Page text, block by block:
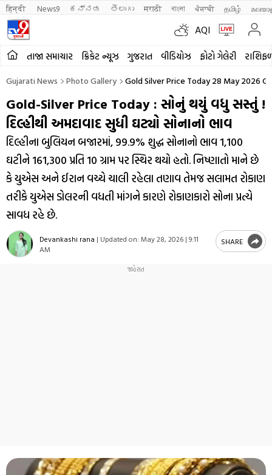
हिन्दी News9 ಕನ್ನಡ తెలుగు मराठी বাংলা ਪੰਜਾਬੀ தமிழ்
AQI
તાજા સમાચાર ક્રિકેટ ન્યૂઝ ગુજરાત વીડિયોઝ ફોટો ગેલેરી
Gujarati News Photo Gallery Gold Silver Price Today 28 May 2026
Gold-Silver Price Today : સોનું થયું વધુ સસ્તું !
દિલ્હીથી અમદાવાદ સુધી ઘટ્યો સોનાનો ભાવ
દિલ્હીના બુલિયન બજારમાં, 99.9% શુદ્ધ સોનાનો ભાવ ₹1,100
ઘટીને ₹161,300 પ્રતિ 10 ગ્રામ પર સ્થિર થયો હતો. નિષ્ણાતો માને છે
કે યુએસ અને ઈરાન વચ્ચે ચાલી રહેલા તણાવ તેમજ સલામત રોકાણ
તરીકે યુએસ ડોલરની વધતી માંગને કારણે રોકાણકારો સોના પ્રત્યે
સાવધ રહે છે.
Devankashi rana | Updated on: May 28, 2026 | 9:11
AM
SHARE